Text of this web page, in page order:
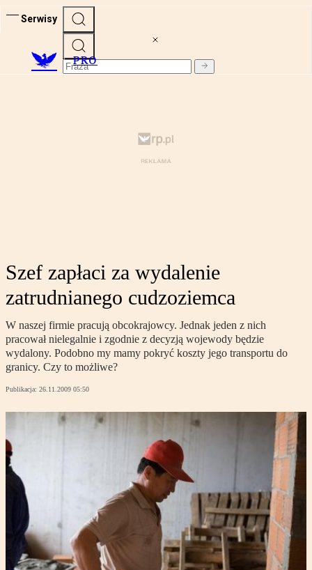
Serwisy
PRO
Szef zapłaci za wydalenie
zatrudnianego cudzoziemca
W naszej firmie pracują obcokrajowcy. Jednak jeden z nich
pracował nielegalnie i zgodnie z decyzją wojewody będzie
wydalony. Podobno my mamy pokryć koszty jego transportu do
granicy. Czy to możliwe?
Publikacja: 26.11.2009 05:50